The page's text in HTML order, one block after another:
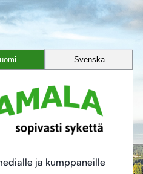
ja kumppaneille
Svenska